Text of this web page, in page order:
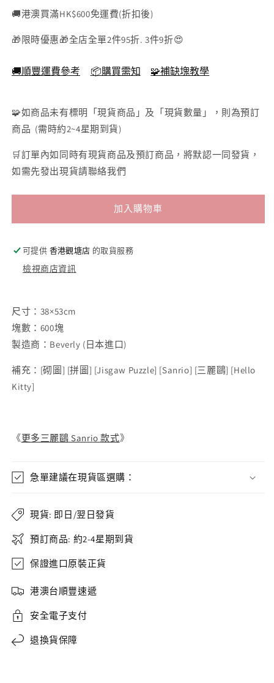
塊)
刻
-
(500
刻
框
漆
黑
-
38×53cm
迷
你
1000
之
雕
框
黑
色
38×53cm
(500
你
塊)
🚚港澳買滿HK$600免運費(折扣後)
🎁限時優惠🎁全店全單2件95折. 3件9折😍
🚚順豐運費參考 📦購買需知 🧩補缺塊教學
🧩如商品未有標明「現貨商品」及「現貨數量」，則為預訂
商品 (需時約2~4星期到貨)
🛒訂單內如同時有現貨商品及預訂商品，將默認一同發貨，
如需先發出現貨請聯絡我們
加入購物車
可提供 香港觀塘店 的取貨服務
檢視商店資訊
尺寸：38×53cm
塊數：600塊
製造商：Beverly (日本進口)
補充： [砌圖] [拼圖] [Jisgaw Puzzle] [Sanrio] [三麗鷗] [Hello
Kitty]
《更多三麗鷗 Sanrio 款式》
急單建議在現貨區選購：
現貨: 即日/翌日發貨
預訂商品: 約2-4星期到貨
保證進口原裝正貨
港澳台順豐速遞
安全電子支付
退換貨保障